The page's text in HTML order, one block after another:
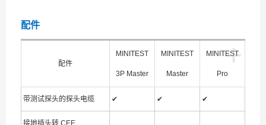
配件
+
配件
MINITEST
3P Master
MINITEST
Master
MINITEST
Pro
带测试探头的探头电缆 ✔ ✔ ✔
接地插头转 CEE